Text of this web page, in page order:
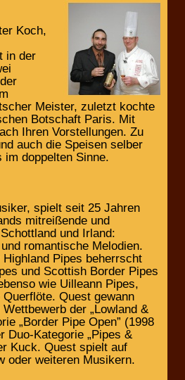
Koch,
in der
Meister, zuletzt kochte
Botschaft Paris. Mit
Ihren Vorstellungen. Zu
auch die Speisen selber
doppelten Sinne.
spielt seit 25 Jahren
mitreißende und
und Irland:
romantische Melodien.
Pipes beherrscht
und Scottish Border Pipes
wie Uilleann Pipes,
Quest gewann
der „Lowland &
„Border Pipe Open” (1998
Duo-Kategorie „Pipes &
Kuck. Quest spielt auf
oder weiteren Musikern.